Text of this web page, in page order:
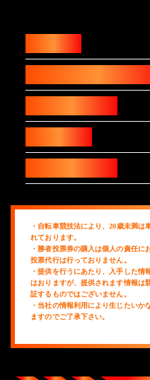
・自転車競技法により、20歳未満
れております。
・勝者投票券の購入は個人の責任
投票代行は行っておりません。
・提供を行うにあたり、入手した
はおりますが、提供されます情報は
証するものではございません。
・当社の情報利用により生じたい
ますのでご了承下さい。